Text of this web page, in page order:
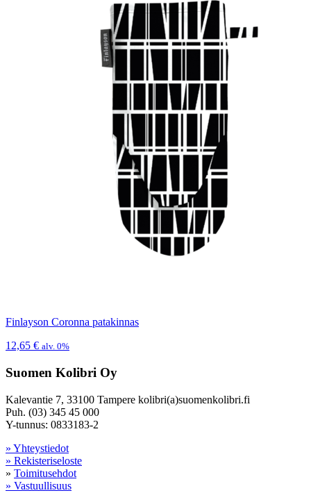
Finlayson Coronna patakinnas
12,65 € alv. 0%
Suomen Kolibri Oy
Kalevantie 7, 33100 Tampere kolibri(a)suomenkolibri.fi
Puh. (03) 345 45 000
Y-tunnus: 0833183-2
» Yhteystiedot
» Rekisteriseloste
» Toimitusehdot
» Vastuullisuus